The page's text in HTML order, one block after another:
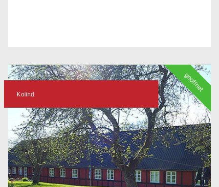
Kolind
geöffnet